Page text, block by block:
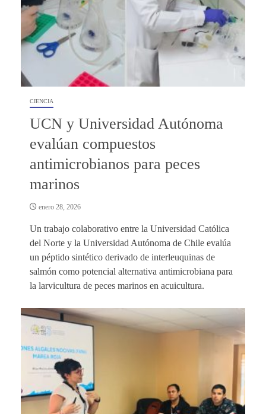
CIENCIA
UCN y Universidad Autónoma
evalúan compuestos
antimicrobianos para peces
marinos
enero 28, 2026
Un trabajo colaborativo entre la Universidad Católica
del Norte y la Universidad Autónoma de Chile evalúa
un péptido sintético derivado de interleuquinas de
salmón como potencial alternativa antimicrobiana para
la larvicultura de peces marinos en acuicultura.